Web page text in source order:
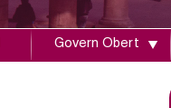
Govern Obert